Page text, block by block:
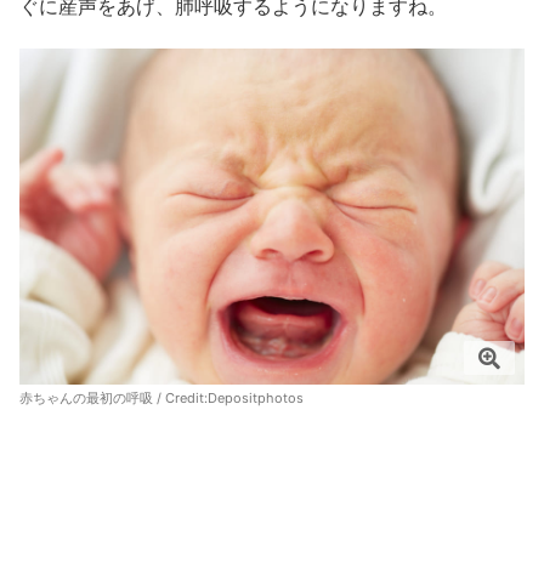
ぐに産声をあげ、肺呼吸するようになりますね。
赤ちゃんの最初の呼吸 / Credit:Depositphotos